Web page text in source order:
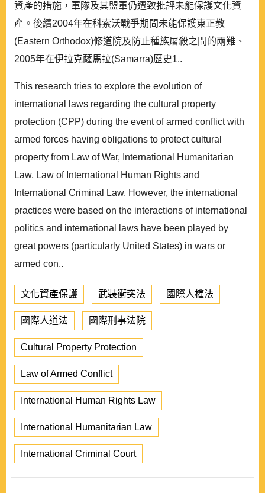
資產的措施，軍隊及其盟軍仍遭致批評未能保護文化資
產。後續2004年在科索沃戰爭期間未能保護東正教
(Eastern Orthodox)修道院及防止種族屠殺之間的兩難、
2005年在伊拉克薩馬拉(Samarra)歷史1..
This research tries to explore the evolution of
international laws regarding the cultural property
protection (CPP) during the event of armed conflict with
armed forces having obligations to protect cultural
property from Law of War, International Humanitarian
Law, Law of International Human Rights and
International Criminal Law. However, the international
practices were based on the interactions of international
politics and international laws have been played by
great powers (particularly United States) in wars or
armed con..
文化資產保護 武裝衝突法 國際人權法
國際人道法 國際刑事法院
Cultural Property Protection
Law of Armed Conflict
International Human Rights Law
International Humanitarian Law
International Criminal Court